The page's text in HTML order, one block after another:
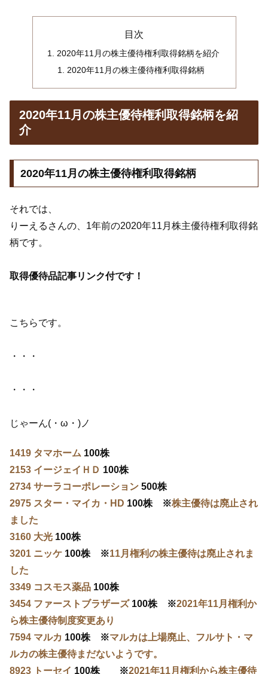
目次
2020年11月の株主優待権利取得銘柄を紹介
2020年11月の株主優待権利取得銘柄
2020年11月の株主優待権利取得銘柄を紹
介
2020年11月の株主優待権利取得銘柄
それでは、
りーえるさんの、1年前の2020年11月株主優待権利取得銘
柄です。
取得優待品記事リンク付です！
こちらです。
・・・
・・・
じゃーん(・ω・)ノ
1419 タマホーム 100株
2153 イージェイＨＤ 100株
2734 サーラコーポレーション 500株
2975 スター・マイカ・HD 100株 ※株主優待は廃止され
ました
3160 大光 100株
3201 ニッケ 100株 ※11月権利の株主優待は廃止されま
した
3349 コスモス薬品 100株
3454 ファーストブラザーズ 100株 ※2021年11月権利か
ら株主優待制度変更あり
7594 マルカ 100株 ※マルカは上場廃止、フルサト・マ
ルカの株主優待まだないようです。
8923 トーセイ 100株 ※2021年11月権利から株主優待